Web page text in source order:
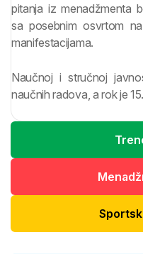
pitanja iz menadžmenta
sa posebnim osvrtom
manifestacijama.
Naučnoj i stručnoj
naučnih radova, a rok je